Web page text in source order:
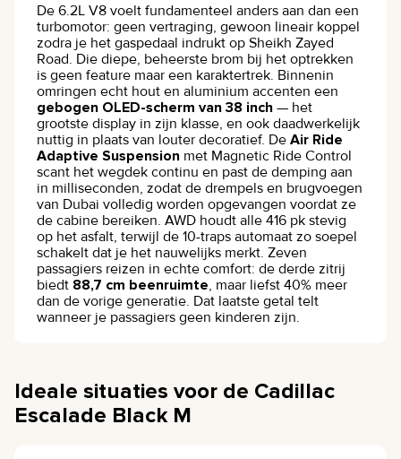
De 6.2L V8 voelt fundamenteel anders aan dan een
turbomotor: geen vertraging, gewoon lineair koppel
zodra je het gaspedaal indrukt op Sheikh Zayed
Road. Die diepe, beheerste brom bij het optrekken
is geen feature maar een karaktertrek. Binnenin
omringen echt hout en aluminium accenten een
gebogen OLED-scherm van 38 inch — het
grootste display in zijn klasse, en ook daadwerkelijk
nuttig in plaats van louter decoratief. De Air Ride
Adaptive Suspension met Magnetic Ride Control
scant het wegdek continu en past de demping aan
in milliseconden, zodat de drempels en brugvoegen
van Dubai volledig worden opgevangen voordat ze
de cabine bereiken. AWD houdt alle 416 pk stevig
op het asfalt, terwijl de 10-traps automaat zo soepel
schakelt dat je het nauwelijks merkt. Zeven
passagiers reizen in echte comfort: de derde zitrij
biedt 88,7 cm beenruimte, maar liefst 40% meer
dan de vorige generatie. Dat laatste getal telt
wanneer je passagiers geen kinderen zijn.
Ideale situaties voor de Cadillac
Escalade Black M